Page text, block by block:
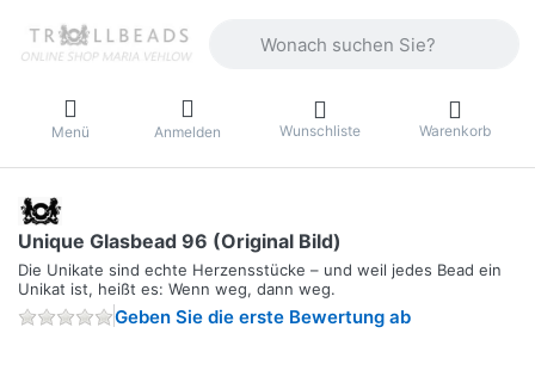
Menü Anmelden Wunschliste Warenkorb
Unique Glasbead 96 (Original Bild)
Die Unikate sind echte Herzensstücke – und weil jedes Bead ein
Unikat ist, heißt es: Wenn weg, dann weg.
Geben Sie die erste Bewertung ab